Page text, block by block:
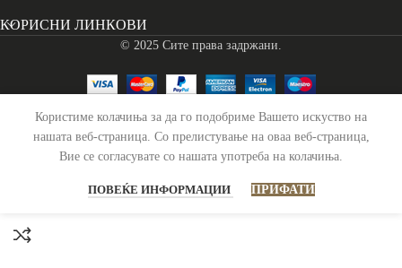
КОРИСНИ ЛИНКОВИ
© 2025 Сите права задржани.
Користиме колачиња за да го подобриме Вашето искуство на
нашата веб-страница. Со прелистување на оваа веб-страница,
Вие се согласувате со нашата употреба на колачиња.
ПОВЕЌЕ ИНФОРМАЦИИ ПРИФАТИ
Кожен Привезок за Клучеви Oliver – Кафен